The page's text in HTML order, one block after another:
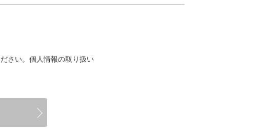
さい。 個人情報の取り扱い